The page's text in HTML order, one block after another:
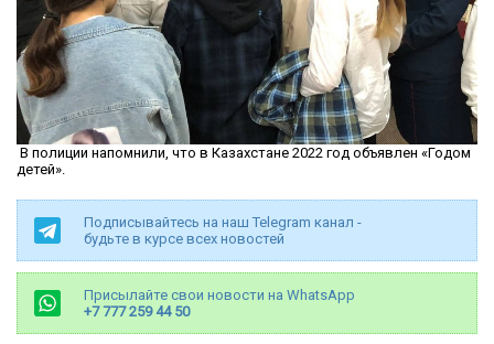
В полиции напомнили, что в Казахстане 2022 год объявлен «Годом
детей».
Подписывайтесь на наш Telegram канал -
будьте в курсе всех новостей
Присылайте свои новости на WhatsApp
+7 777 259 44 50